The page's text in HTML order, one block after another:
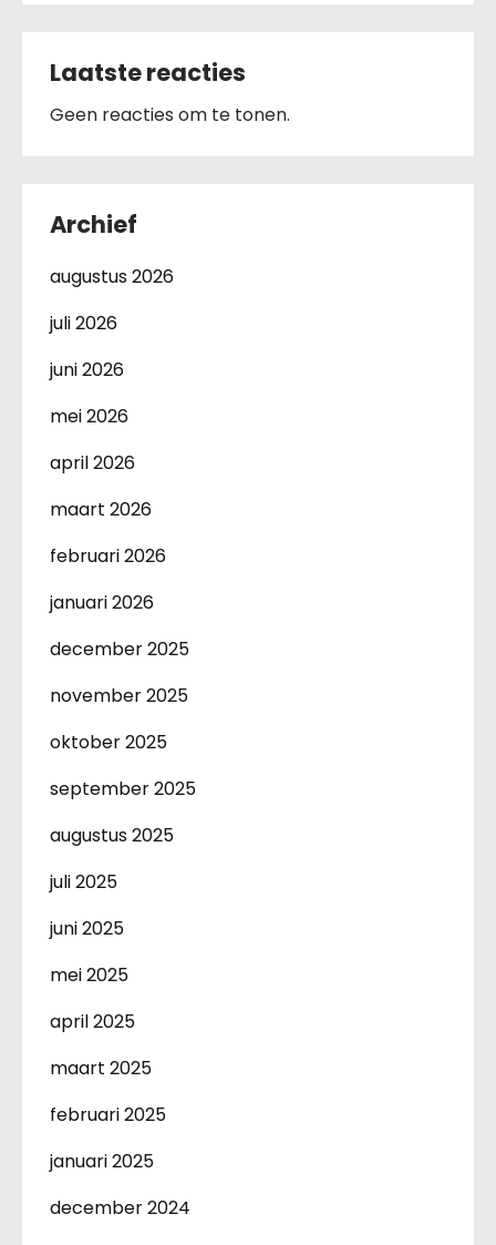
Laatste reacties
Geen reacties om te tonen.
Archief
augustus 2026
juli 2026
juni 2026
mei 2026
april 2026
maart 2026
februari 2026
januari 2026
december 2025
november 2025
oktober 2025
september 2025
augustus 2025
juli 2025
juni 2025
mei 2025
april 2025
maart 2025
februari 2025
januari 2025
december 2024